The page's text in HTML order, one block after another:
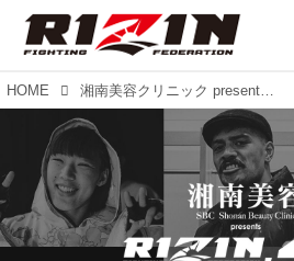
HOME 湘南美容クリニック presents RIZIN.40 BACKSTAGE GALLERY vol.2